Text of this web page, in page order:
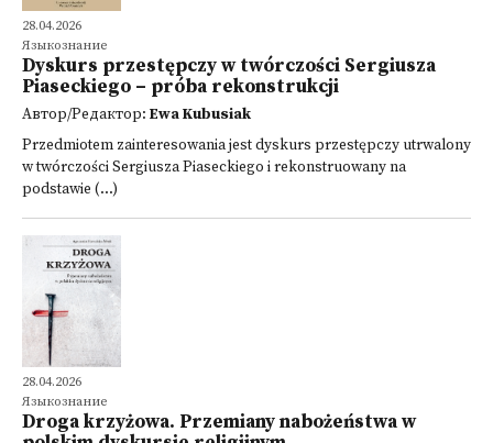
28.04.2026
Языкознание
Dyskurs przestępczy w twórczości Sergiusza
Piaseckiego – próba rekonstrukcji
Автор/Редактор: Ewa Kubusiak
Przedmiotem zainteresowania jest dyskurs przestępczy utrwalony
w twórczości Sergiusza Piaseckiego i rekonstruowany na
podstawie (...)
28.04.2026
Языкознание
Droga krzyżowa. Przemiany nabożeństwa w